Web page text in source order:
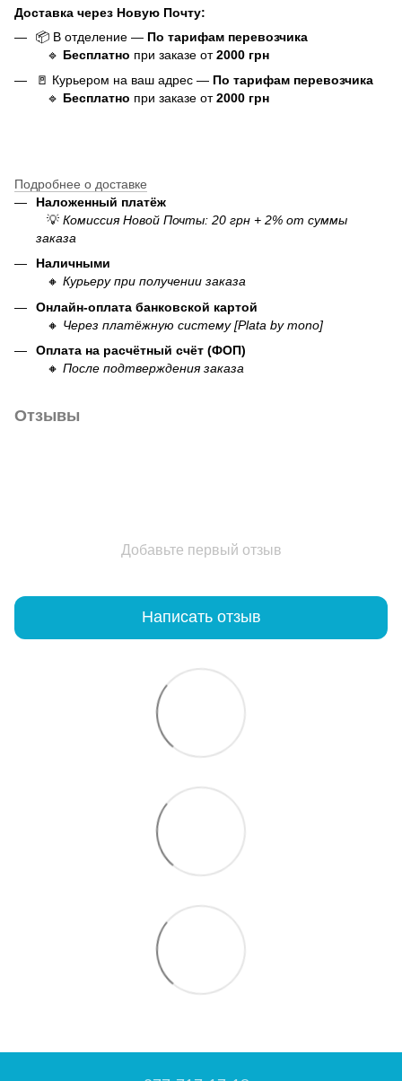
Доставка через Новую Почту:
📦 В отделение — По тарифам перевозчика
🔹 Бесплатно при заказе от2000 грн
🚪 Курьером на ваш адрес — По тарифам перевозчика
🔹 Бесплатно при заказе от2000 грн
Подробнее о доставке
Наложенный платёж
💡 Комиссия Новой Почты: 20 грн + 2% от суммы
заказа
Наличными
🔸 Курьеру при получении заказа
Онлайн-оплата банковской картой
🔸 Через платёжную систему [Plata by mono]
Оплата на расчётный счёт (ФОП)
🔸 После подтверждения заказа
Отзывы
Добавьте первый отзыв
Написать отзыв